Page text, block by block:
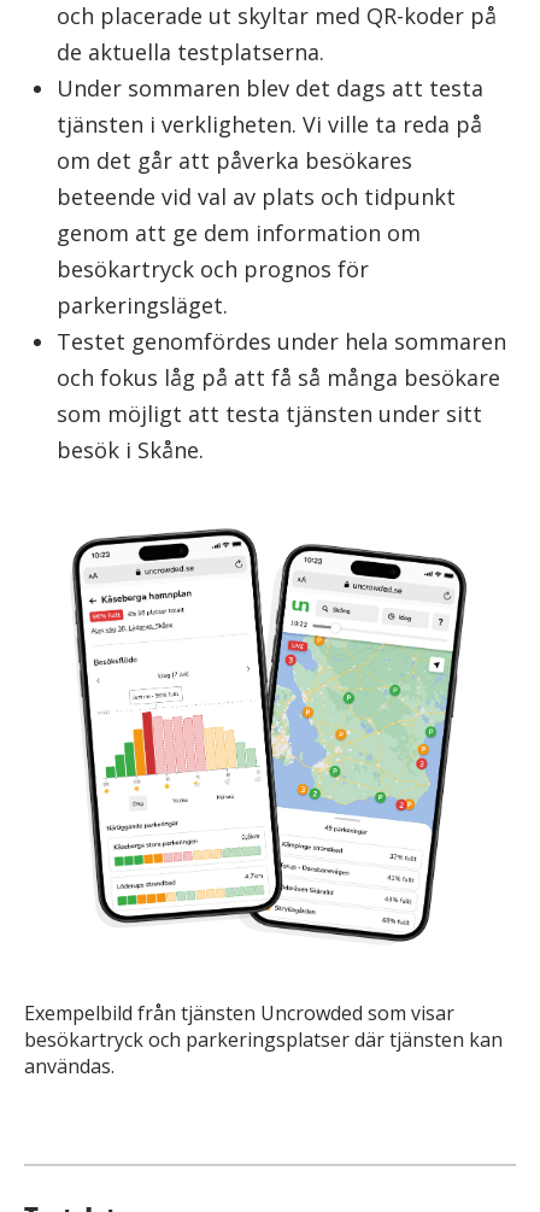
och placerade ut skyltar med QR-koder på
de aktuella testplatserna.
Under sommaren blev det dags att testa
tjänsten i verkligheten. Vi ville ta reda på
om det går att påverka besökares
beteende vid val av plats och tidpunkt
genom att ge dem information om
besökartryck och prognos för
parkeringsläget.
Testet genomfördes under hela sommaren
och fokus låg på att få så många besökare
som möjligt att testa tjänsten under sitt
besök i Skåne.
Exempelbild från tjänsten Uncrowded som visar
besökartryck och parkeringsplatser där tjänsten kan
användas.